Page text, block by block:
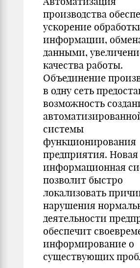
производства
ускорение
информации,
данными,
качества работы.
Объединение
в одну сеть
возможность
системы
функционирования
предприятия. Новая
информационная
позволит быстро
локализовать
нарушения
деятельности
обеспечит
информирование о
существующих